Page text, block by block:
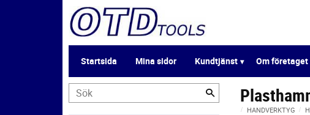
Startsida Mina sidor Kundtjänst Om företaget
HANDVERKTYG